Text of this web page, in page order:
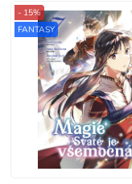
- 15%
FANTASY